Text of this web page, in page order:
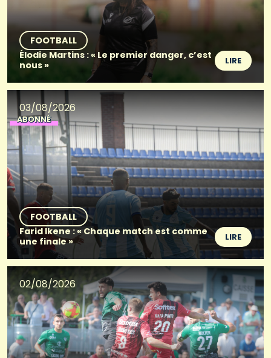
FOOTBALL
Élodie Martins : « Le premier danger, c’est
nous »
LIRE
03/08/2026
ABONNÉ
FOOTBALL
Farid Ikene : « Chaque match est comme
une finale »
LIRE
02/08/2026